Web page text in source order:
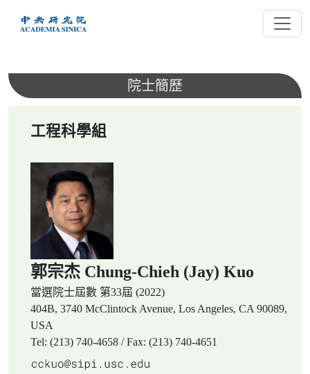
內
院士簡歷
工程科學組
郭宗杰 Chung-Chieh (Jay) Kuo
當選院士屆數 第33屆 (2022)
404B, 3740 McClintock Avenue, Los Angeles, CA 90089,
USA
Tel: (213) 740-4658 / Fax: (213) 740-4651